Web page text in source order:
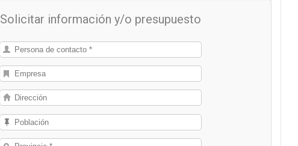
Solicitar información y/o presupuesto